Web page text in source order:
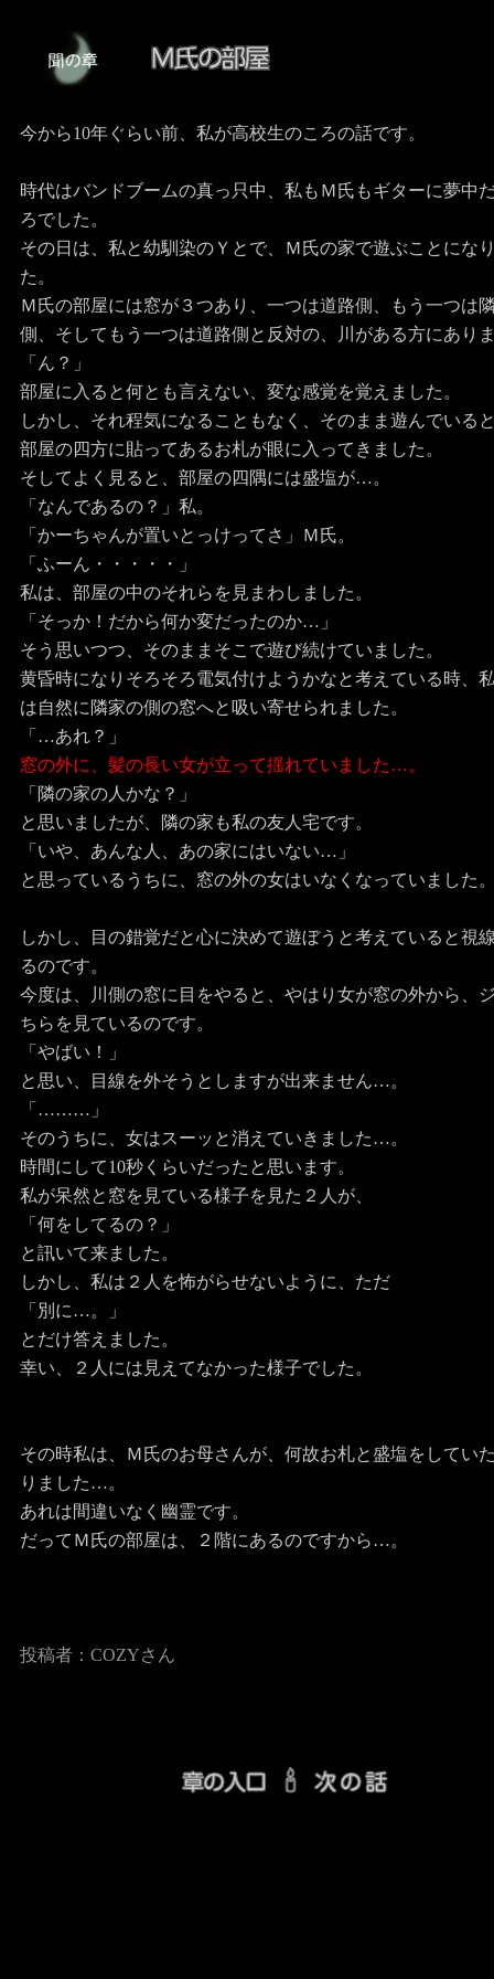
今から10年ぐらい前、私が高校生のころの話です。
時代はバンドブームの真っ只中、私もＭ氏もギターに夢中
ろでした。
その日は、私と幼馴染のＹとで、Ｍ氏の家で遊ぶことにな
た。
Ｍ氏の部屋には窓が３つあり、一つは道路側、もう一つは
側、そしてもう一つは道路側と反対の、川がある方にあり
「ん？」
部屋に入ると何とも言えない、変な感覚を覚えました。
しかし、それ程気になることもなく、そのまま遊んでいる
部屋の四方に貼ってあるお札が眼に入ってきました。
そしてよく見ると、部屋の四隅には盛塩が…。
「なんであるの？」私。
「かーちゃんが置いとっけってさ」Ｍ氏。
「ふーん・・・・・」
私は、部屋の中のそれらを見まわしました。
「そっか！だから何か変だったのか…」
そう思いつつ、そのままそこで遊び続けていました。
黄昏時になりそろそろ電気付けようかなと考えている時、
は自然に隣家の側の窓へと吸い寄せられました。
「…あれ？」
窓の外に、髪の長い女が立って揺れていました…。
「隣の家の人かな？」
と思いましたが、隣の家も私の友人宅です。
「いや、あんな人、あの家にはいない…」
と思っているうちに、窓の外の女はいなくなっていました
しかし、目の錯覚だと心に決めて遊ぼうと考えていると視
るのです。
今度は、川側の窓に目をやると、やはり女が窓の外から、
ちらを見ているのです。
「やばい！」
と思い、目線を外そうとしますが出来ません…。
「………」
そのうちに、女はスーッと消えていきました…。
時間にして10秒くらいだったと思います。
私が呆然と窓を見ている様子を見た２人が、
「何をしてるの？」
と訊いて来ました。
しかし、私は２人を怖がらせないように、ただ
「別に…。」
とだけ答えました。
幸い、２人には見えてなかった様子でした。
その時私は、Ｍ氏のお母さんが、何故お札と盛塩をしてい
りました…。
あれは間違いなく幽霊です。
だってＭ氏の部屋は、２階にあるのですから…。
投稿者：COZYさん